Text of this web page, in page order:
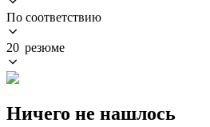
По соответствию
20 резюме
Ничего не нашлось